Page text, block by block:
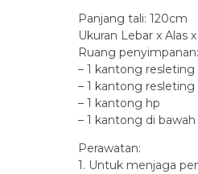
Panjang tali: 120cm
Ukuran Lebar x Alas
Ruang penyimpanan:
– 1 kantong
– 1 kantong resleting
– 1 kantong hp
– 1 kantong di
Perawatan:
1. Untuk menjaga